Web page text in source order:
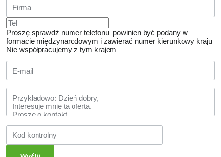
Proszę sprawdź numer telefonu: powinien być podany w
formacie międzynarodowym i zawierać numer kierunkowy kraju
Nie współpracujemy z tym krajem